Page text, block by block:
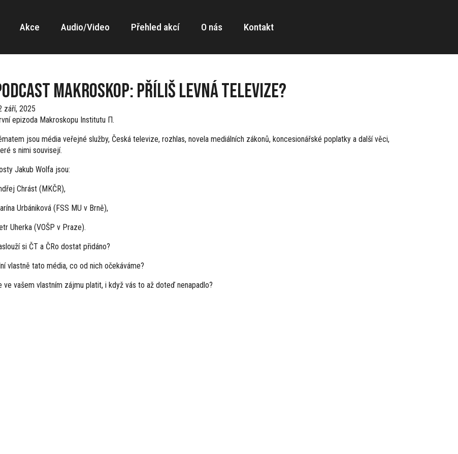
Akce Audio/Video Přehled akcí O nás Kontakt
Makroskop: Příliš levná televize?
září, 2025
epizoda Makroskopu Institutu Π.
jsou média veřejné služby, Česká televize, rozhlas, novela mediálních zákonů, koncesionářské poplatky a další věci,
s nimi souvisejí.
Jakub Wolfa jsou:
Chrást (MKČR),
Urbániková (FSS MU v Brně),
Uherka (VOŠP v Praze).
si ČT a ČRo dostat přidáno?
vlastně tato média, co od nich očekáváme?
ve vašem vlastním zájmu platit, i když vás to až doteď nenapadlo?